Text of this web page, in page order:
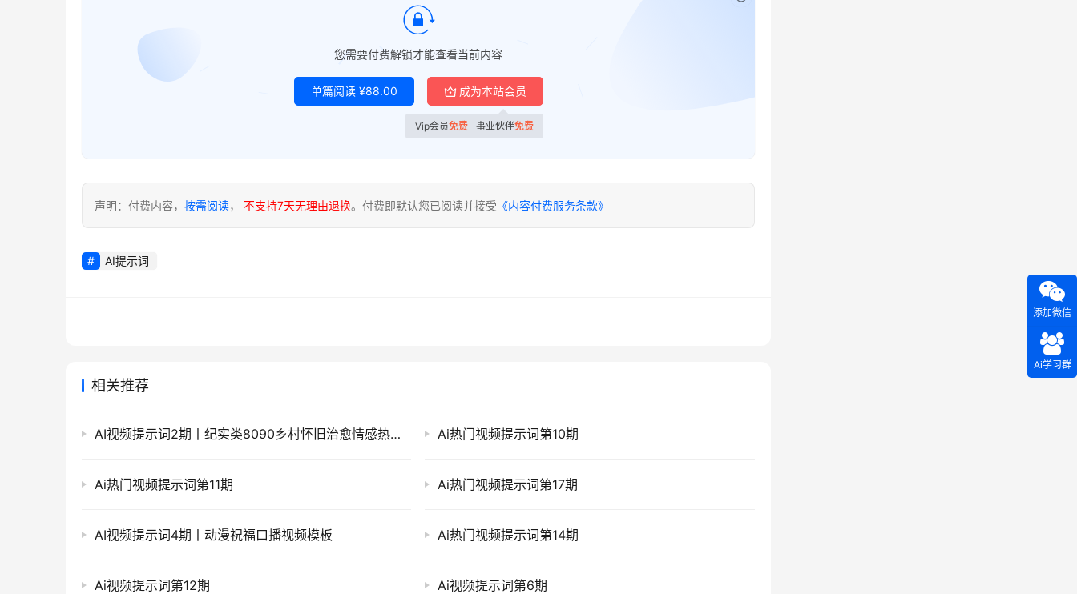
您需要付费解锁才能查看当前内容
单篇阅读 ¥88.00 成为本站会员
Vip会员免费 事业伙伴免费
声明：付费内容， 按需阅读， 不支持7天无理由退换。付费即默认您已阅读并接受 《内容付费服务条款》
AI提示词
相关推荐
AI视频提示词2期丨纪实类8090乡村怀旧治愈情感热门视频模板 Ai热门视频提示词第10期
Ai热门视频提示词第11期 Ai热门视频提示词第17期
AI视频提示词4期丨动漫祝福口播视频模板 Ai热门视频提示词第14期
Ai视频提示词第12期 Ai视频提示词第6期
添加微信
Ai学习群